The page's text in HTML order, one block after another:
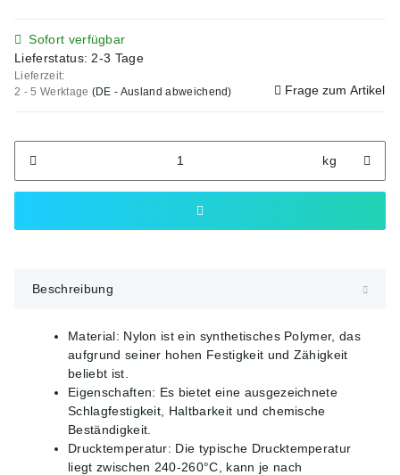
Sofort verfügbar
Lieferstatus: 2-3 Tage
Lieferzeit:
2 - 5 Werktage (DE - Ausland abweichend) Frage zum Artikel
kg
Beschreibung
Material: Nylon ist ein synthetisches Polymer, das
aufgrund seiner hohen Festigkeit und Zähigkeit
beliebt ist.
Eigenschaften: Es bietet eine ausgezeichnete
Schlagfestigkeit, Haltbarkeit und chemische
Beständigkeit.
Drucktemperatur: Die typische Drucktemperatur
liegt zwischen 240-260°C, kann je nach